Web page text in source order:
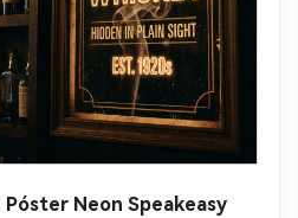
Póster Neon Speakeasy